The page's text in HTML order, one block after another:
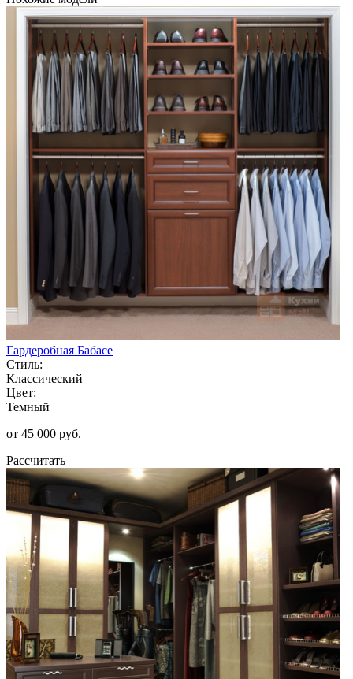
Гардеробная Бабасе
Стиль:
Классический
Цвет:
Темный
от 45 000 руб.
Рассчитать